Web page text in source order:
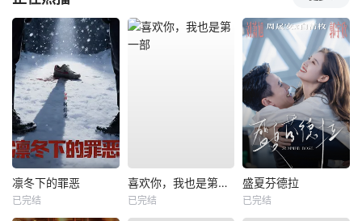
凛冬下的罪恶
已完结
喜欢你，我也是第一部
已完结
盛夏芬德拉
已完结